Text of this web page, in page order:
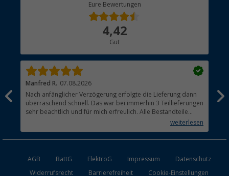
Eure Bewertungen
4,42
Gut
Manfred R. 07.08.2026
Nach anfänglicher Verzögerung erfolgte die Lieferung dann
überraschend schnell. Das war bei immerhin 3 Teillieferungen
sehr beachtlich und für mich erfreulich. Alle Bestandteile
waren gut verpackt und in Ordnung. Das Gerät (Gasgrill)weiterlesen
AGB BattG ElektroG Impressum
Datenschutz
Widerrufsrecht
Barrierefreiheit Cookie-Einstellungen